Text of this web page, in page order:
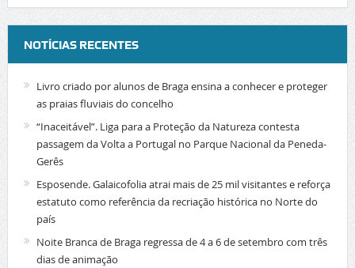
NOTÍCIAS RECENTES
Livro criado por alunos de Braga ensina a conhecer e proteger
as praias fluviais do concelho
“Inaceitável”. Liga para a Proteção da Natureza contesta
passagem da Volta a Portugal no Parque Nacional da Peneda-
Gerês
Esposende. Galaicofolia atrai mais de 25 mil visitantes e reforça
estatuto como referência da recriação histórica no Norte do
país
Noite Branca de Braga regressa de 4 a 6 de setembro com três
dias de animação